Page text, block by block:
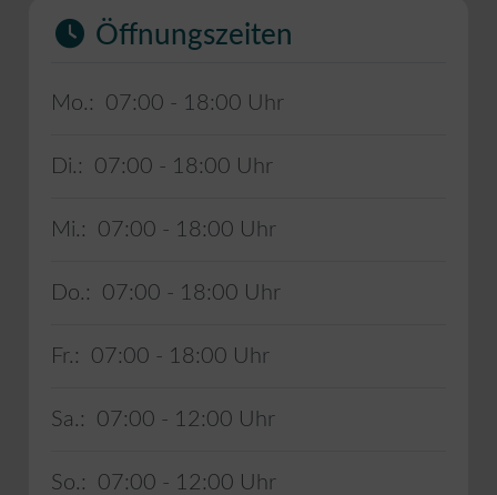
Öffnungszeiten
Mo.: 07:00 - 18:00
Di.: 07:00 - 18:00
Mi.: 07:00 - 18:00
Do.: 07:00 - 18:00
Fr.: 07:00 - 18:00
Sa.: 07:00 - 12:00
So.: 07:00 - 12:00